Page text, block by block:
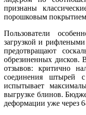
признаны
порошковым
Пользователи
загрузкой и
предотвращают
обрезиненных
отзывов: критично
соединения штырей
испытывает
выгрузке блинов.
деформации уже через